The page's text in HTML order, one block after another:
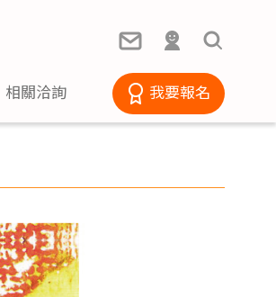
相關洽詢 我要報名